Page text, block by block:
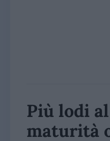
Più lodi
maturità